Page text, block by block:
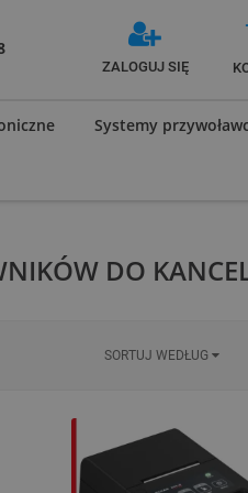
ZALOGUJ SIĘ
Systemy
DO
SORTUJ WEDŁUG